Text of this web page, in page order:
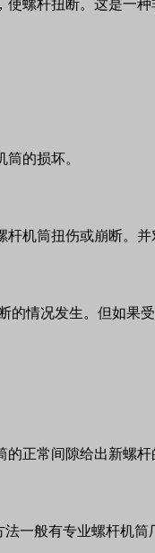
螺杆扭断。这是一种
的损坏。
机筒扭伤或崩断。并
情况发生。但如果
正常间隙给出新螺杆
一般有专业螺杆机筒